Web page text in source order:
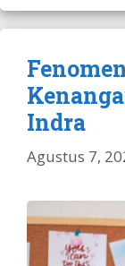
Indra
Agustus 7,